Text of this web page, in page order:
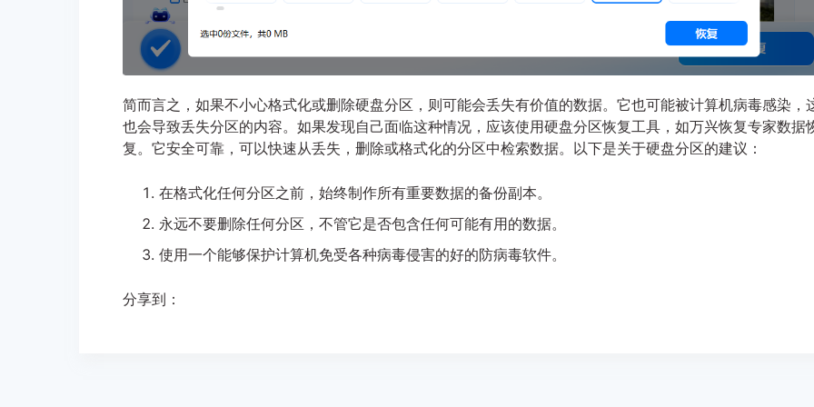
简而言之，如果不小心格式化或删除硬盘分区，则可能会丢失有价值的数据。它也可能被计算机病毒感染，
也会导致丢失分区的内容。如果发现自己面临这种情况，应该使用硬盘分区恢复工具，如万兴恢复专家数据
复。它安全可靠，可以快速从丢失，删除或格式化的分区中检索数据。以下是关于硬盘分区的建议：
在格式化任何分区之前，始终制作所有重要数据的备份副本。
永远不要删除任何分区，不管它是否包含任何可能有用的数据。
使用一个能够保护计算机免受各种病毒侵害的好的防病毒软件。
分享到：